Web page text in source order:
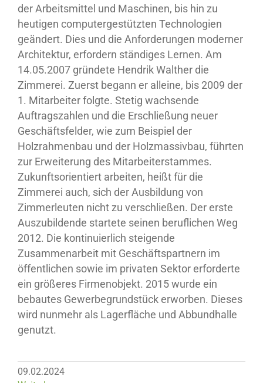
der Arbeitsmittel und Maschinen, bis hin zu
heutigen computergestützten Technologien
geändert. Dies und die Anforderungen moderner
Architektur, erfordern ständiges Lernen. Am
14.05.2007 gründete Hendrik Walther die
Zimmerei. Zuerst begann er alleine, bis 2009 der
1. Mitarbeiter folgte. Stetig wachsende
Auftragszahlen und die Erschließung neuer
Geschäftsfelder, wie zum Beispiel der
Holzrahmenbau und der Holzmassivbau, führten
zur Erweiterung des Mitarbeiterstammes.
Zukunftsorientiert arbeiten, heißt für die
Zimmerei auch, sich der Ausbildung von
Zimmerleuten nicht zu verschließen. Der erste
Auszubildende startete seinen beruflichen Weg
2012. Die kontinuierlich steigende
Zusammenarbeit mit Geschäftspartnern im
öffentlichen sowie im privaten Sektor erforderte
ein größeres Firmenobjekt. 2015 wurde ein
bebautes Gewerbegrundstück erworben. Dieses
wird nunmehr als Lagerfläche und Abbundhalle
genutzt.
09.02.2024